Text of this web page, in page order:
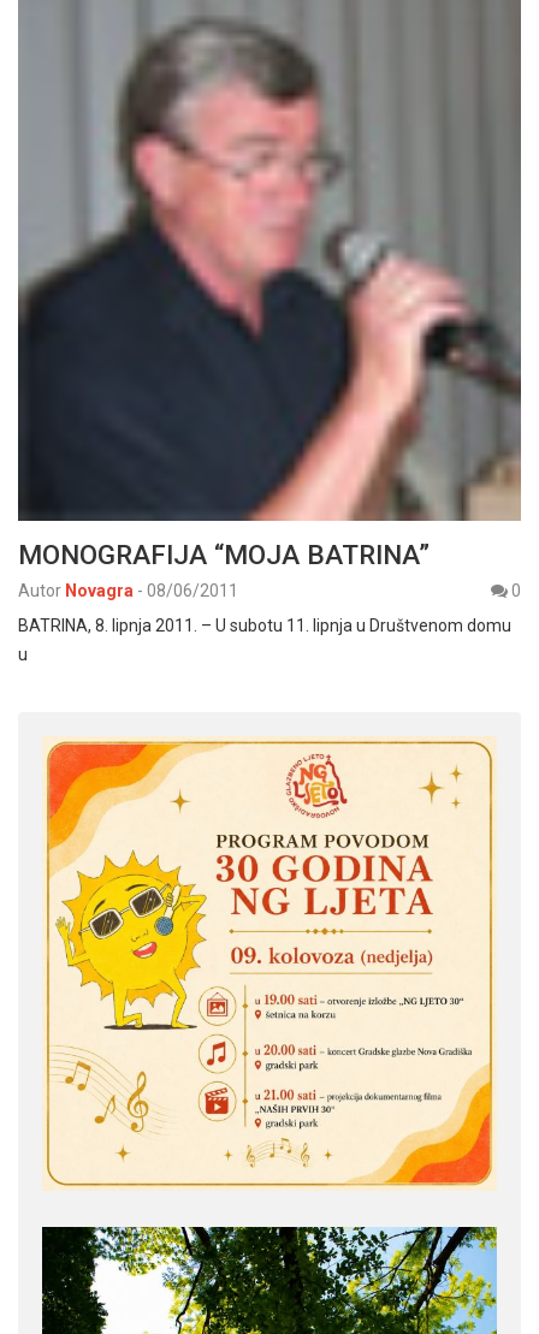
MONOGRAFIJA “MOJA BATRINA”
Autor Novagra - 08/06/2011
0
BATRINA, 8. lipnja 2011. – U subotu 11. lipnja u Društvenom domu
u